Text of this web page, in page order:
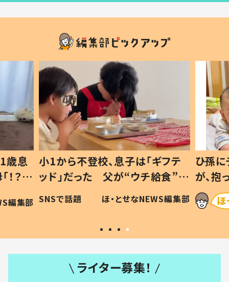
歳息
？」
編集部
小1から不登校、息子は「ギフテ
ッド」だった 父が“ウチ給食”を
作り続ける理由とは #令和の親
#令和の子
SNSで話題 ほ・とせなNEWS編集部
ひ孫
が、
「涙が
い」
ライター募集！